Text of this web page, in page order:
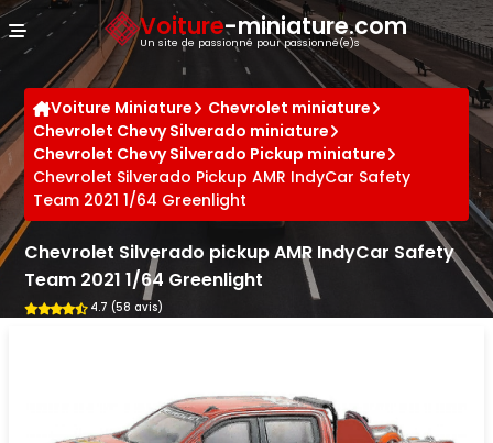
Voiture-miniature.com
Un site de passionné pour passionné(e)s
Voiture Miniature
Chevrolet miniature
Chevrolet Chevy Silverado miniature
Chevrolet Chevy Silverado Pickup miniature
Chevrolet Silverado Pickup AMR IndyCar Safety
Team 2021 1/64 Greenlight
Chevrolet Silverado pickup AMR IndyCar Safety
Team 2021 1/64 Greenlight
4.7 (58 avis)
Panneau de gestion des cookies